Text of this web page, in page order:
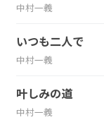
中村一義
いつも二人で
中村一義
叶しみの道
中村一義